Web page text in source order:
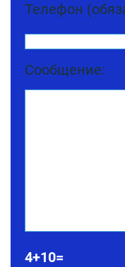
Телефон
Сообщение:
4+10=